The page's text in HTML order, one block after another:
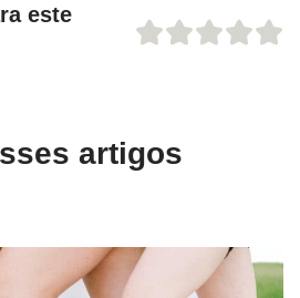
este
artigos